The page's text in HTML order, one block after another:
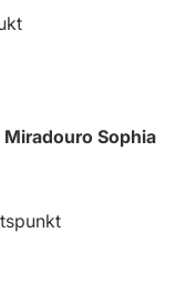
Miradouro Sophia